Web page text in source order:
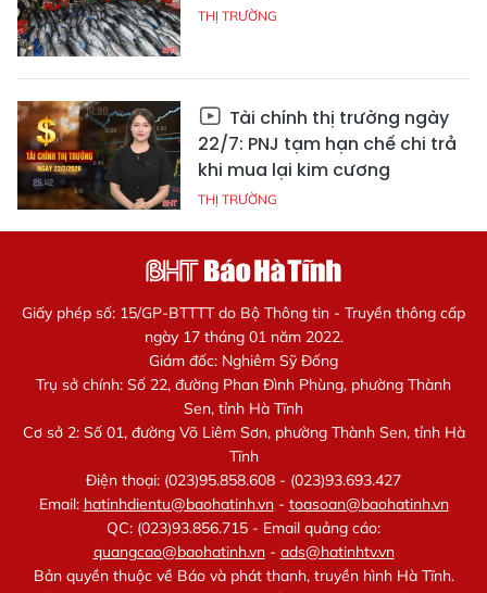
THỊ TRƯỜNG
Tài chính thị trường ngày
22/7: PNJ tạm hạn chế chi trả
khi mua lại kim cương
THỊ TRƯỜNG
Giấy phép số: 15/GP-BTTTT do Bộ Thông tin - Truyền thông cấp
ngày 17 tháng 01 năm 2022.
Giám đốc: Nghiêm Sỹ Đống
Trụ sở chính: Số 22, đường Phan Đình Phùng, phường Thành
Sen, tỉnh Hà Tĩnh
Cơ sở 2: Số 01, đường Võ Liêm Sơn, phường Thành Sen, tỉnh Hà
Tĩnh
Điện thoại: (023)95.858.608 - (023)93.693.427
Email: hatinhdientu@baohatinh.vn- toasoan@baohatinh.vn
QC: (023)93.856.715 - Email quảng cáo:
quangcao@baohatinh.vn- ads@hatinhtv.vn
Bản quyền thuộc về Báo và phát thanh, truyền hình Hà Tĩnh.